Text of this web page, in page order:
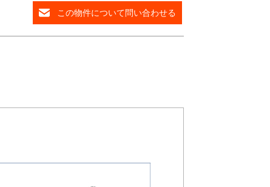
この物件について問い合わせる